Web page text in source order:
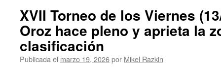
XVII Torneo de los Viernes
Oroz hace pleno y aprieta la
clasificación
Publicada el marzo 19, 2026por Mikel Razkin